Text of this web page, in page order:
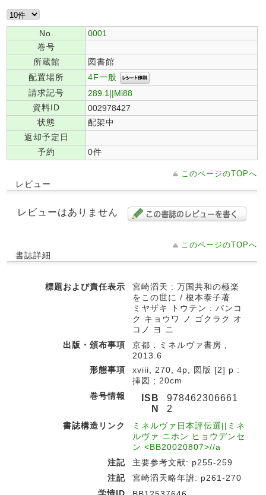
No.
0001
巻号
所蔵館
図書館
配置場所
4F一般
請求記号
289.1||Mi88
資料ID
002978427
状態
配架中
返却予定日
予約
0件
このページのTOPへ
レビュー
レビューはありません
このページのTOPへ
書誌詳細
標題および責任表示
宮崎滔天 : 万国共和の極楽
をこの世に / 榎本泰子著
ミヤザキ トウテン : バンコ
ク キョウワ ノ ゴクラク オ
コノ ヨ ニ
出版・頒布事項
京都 : ミネルヴァ書房 ,
2013.6
形態事項
xviii, 270, 4p, 図版 [2] p :
挿図 ; 20cm
巻号情報
ISB
N
978462306661
2
書誌構造リンク
ミネルヴァ日本評伝選||ミネ
ルヴァ ニホン ヒョウデンセ
ン <BB20020807>//a
注記
主要参考文献: p255-259
注記
宮崎滔天略年譜: p261-270